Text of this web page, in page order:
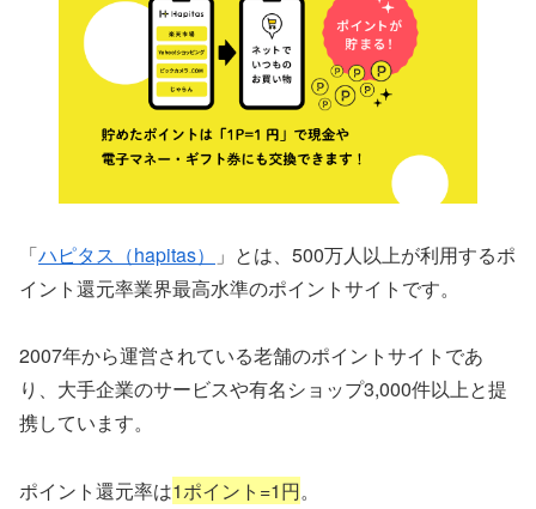
「ハピタス（hapitas）
」とは、500万人以上が利用するポ
イント還元率業界最高水準のポイントサイトです。
2007年から運営されている老舗のポイントサイトであ
り、大手企業のサービスや有名ショップ3,000件以上と提
携しています。
ポイント還元率は1ポイント=1円。